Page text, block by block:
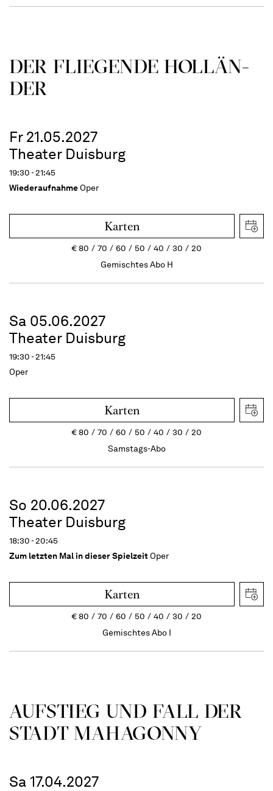
DER FLIE­GEN­DE HOL­LÄN­
DER
Fr 21.05.2027
Theater Duisburg
19:30 - 21:45
WiederaufnahmeOper
Karten
€80 70 60 50 40 30
20
Gemischtes Abo H
Sa 05.06.2027
Theater Duisburg
19:30 - 21:45
Oper
Karten
€80 70 60 50 40 30
20
Samstags-Abo
So 20.06.2027
Theater Duisburg
18:30 - 20:45
Zum letzten Mal in dieser SpielzeitOper
Karten
€80 70 60 50 40 30
20
Gemischtes Abo I
AUFSTIEG UND FALL DER
STADT MAHAGONNY
Sa 17.04.2027